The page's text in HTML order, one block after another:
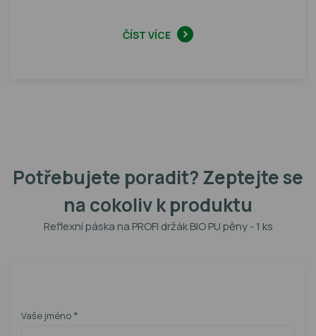
ČÍST VÍCE
Potřebujete poradit? Zeptejte se
na cokoliv k produktu
Reflexní páska na PROFI držák BIO PU pěny - 1 ks
Vaše jméno *